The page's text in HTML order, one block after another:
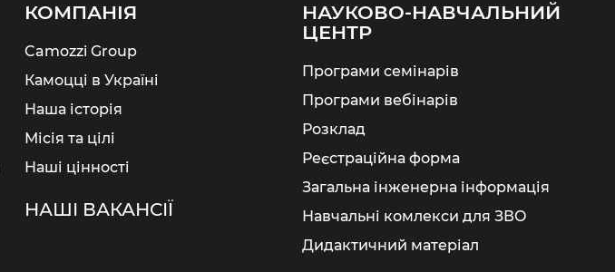
КОМПАНІЯ
Camozzi Group
Камоцці в Україні
Наша історія
Місія та цілі
Наші цінності
НАШІ ВАКАНСІЇ
НАУКОВО-НАВЧАЛЬНИЙ
ЦЕНТР
Програми семінарів
Програми вебінарів
Розклад
Реєстраційна форма
Загальна інженерна інформація
Навчальні комлекси для ЗВО
Дидактичний матеріал